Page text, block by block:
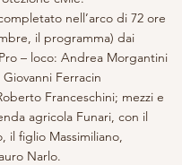
nell’arco di 72 ore
il programma) dai
– loco: Andrea Morgantini
Ferracin
Franceschini; mezzi e
agricola Funari, con il
il figlio Massimiliano,
Narlo.